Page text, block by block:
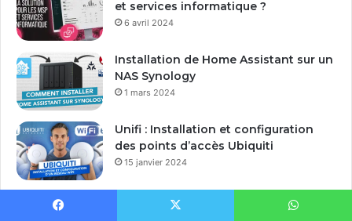
et services informatique ?
6 avril 2024
Installation de Home Assistant sur un
NAS Synology
1 mars 2024
Unifi : Installation et configuration
des points d’accès Ubiquiti
15 janvier 2024
Windows Repair Toolbox : La boite à